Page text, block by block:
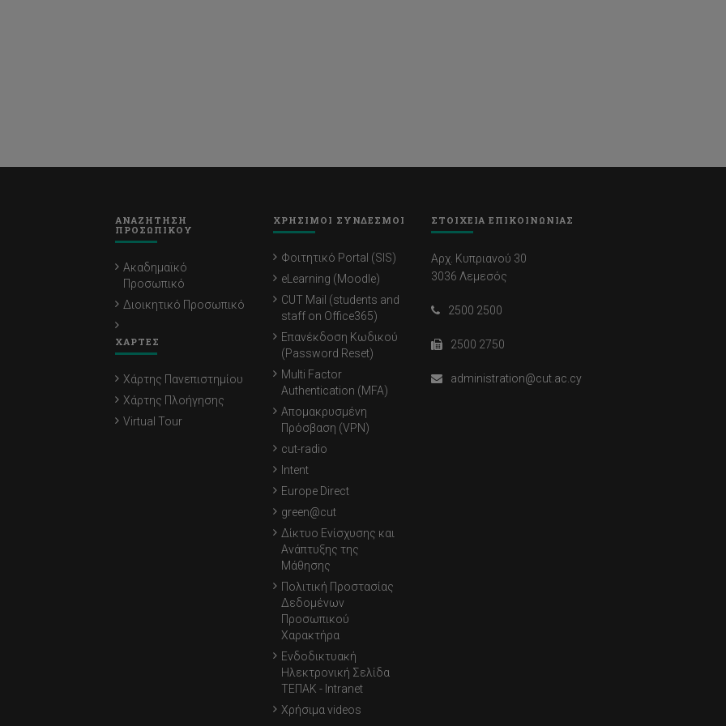
ΑΝΑΖΗΤΗΣΗ
ΠΡΟΣΩΠΙΚΟΥ
Ακαδημαϊκό
Προσωπικό
Διοικητικό Προσωπικό
ΧΑΡΤΕΣ
Χάρτης Πανεπιστημίου
Χάρτης Πλοήγησης
Virtual Tour
ΧΡΗΣΙΜΟΙ ΣΥΝΔΕΣΜΟΙ
Φοιτητικό Portal (SIS)
eLearning (Moodle)
CUT Mail (students and
staff on Office365)
Επανέκδοση Κωδικού
(Password Reset)
Multi Factor
Authentication (MFA)
Απομακρυσμένη
Πρόσβαση (VPN)
cut-radio
Intent
Europe Direct
green@cut
Δίκτυο Ενίσχυσης και
Ανάπτυξης της
Μάθησης
Πολιτική Προστασίας
Δεδομένων
Προσωπικού
Χαρακτήρα
Ενδοδικτυακή
Ηλεκτρονική Σελίδα
ΤΕΠΑΚ - Intranet
Χρήσιμα videos
ΣΤΟΙΧΕΙΑ ΕΠΙΚΟΙΝΩΝΙΑΣ
Αρχ. Κυπριανού 30
3036 Λεμεσός
2500 2500
2500 2750
administration@cut.ac.cy